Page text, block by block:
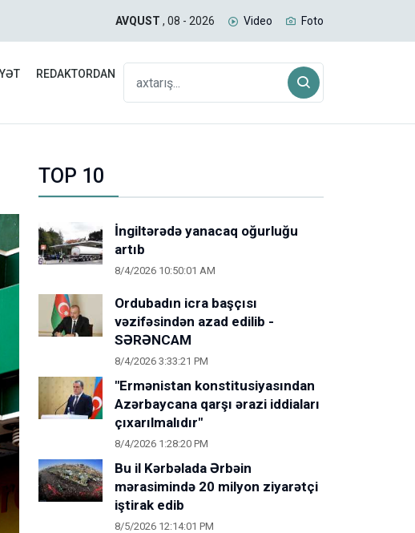
buğda və daş kömür daşıyan yük qatarı Biləcəridən yola
AVQUST , 08 - 2026 Video Foto
REDAKTORDAN
TOP 10
İngiltərədə yanacaq oğurluğu
artıb
8/4/2026 10:50:01 AM
Ordubadın icra başçısı
vəzifəsindən azad edilib -
SƏRƏNCAM
8/4/2026 3:33:21 PM
"Ermənistan konstitusiyasından
Azərbaycana qarşı ərazi iddiaları
çıxarılmalıdır"
8/4/2026 1:28:20 PM
Bu il Kərbəlada Ərbəin
mərasimində 20 milyon ziyarətçi
iştirak edib
8/5/2026 12:14:01 PM